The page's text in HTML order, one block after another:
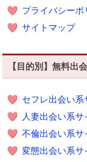
プライバシーポ
サイトマップ
【目的別】無料出
セフレ出会い系
人妻出会い系サ
不倫出会い系サ
変態出会い系サ